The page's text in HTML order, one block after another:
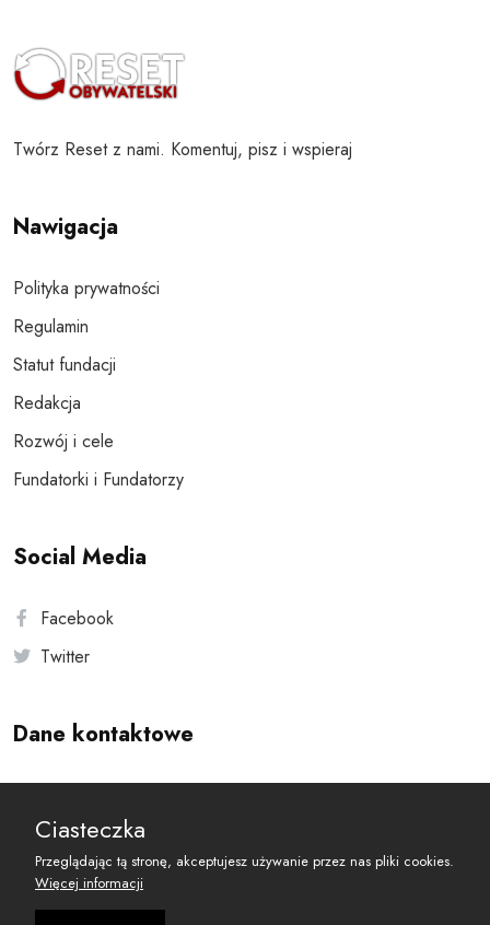
Twórz Reset z nami. Komentuj, pisz i wspieraj
Nawigacja
Polityka prywatności
Regulamin
Statut fundacji
Redakcja
Rozwój i cele
Fundatorki i Fundatorzy
Social Media
Facebook
Twitter
Dane kontaktowe
reset@resetobywatelski.pl
Ciasteczka
Przeglądając tą stronę, akceptujesz używanie przez nas pliki cookies.
Więcej informacji